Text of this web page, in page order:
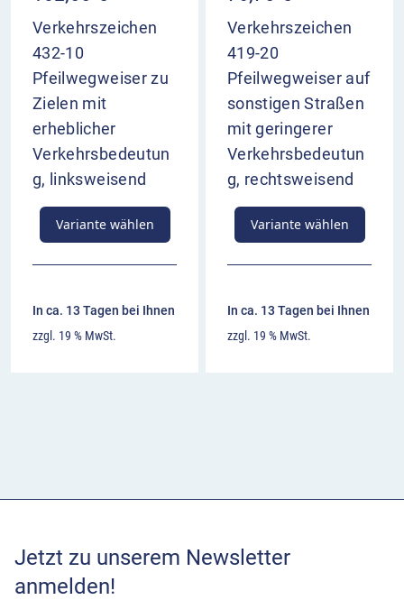
Verkehrszeichen
432-10
Pfeilwegweiser zu
Zielen mit
erheblicher
Verkehrsbedeutun
g, linksweisend
Variante wählen
In ca. 13 Tagen bei Ihnen
zzgl. 19 % MwSt.
Verkehrszeichen
419-20
Pfeilwegweiser auf
sonstigen Straßen
mit geringerer
Verkehrsbedeutun
g, rechtsweisend
Variante wählen
In ca. 13 Tagen bei Ihnen
zzgl. 19 % MwSt.
Jetzt zu unserem Newsletter
anmelden!